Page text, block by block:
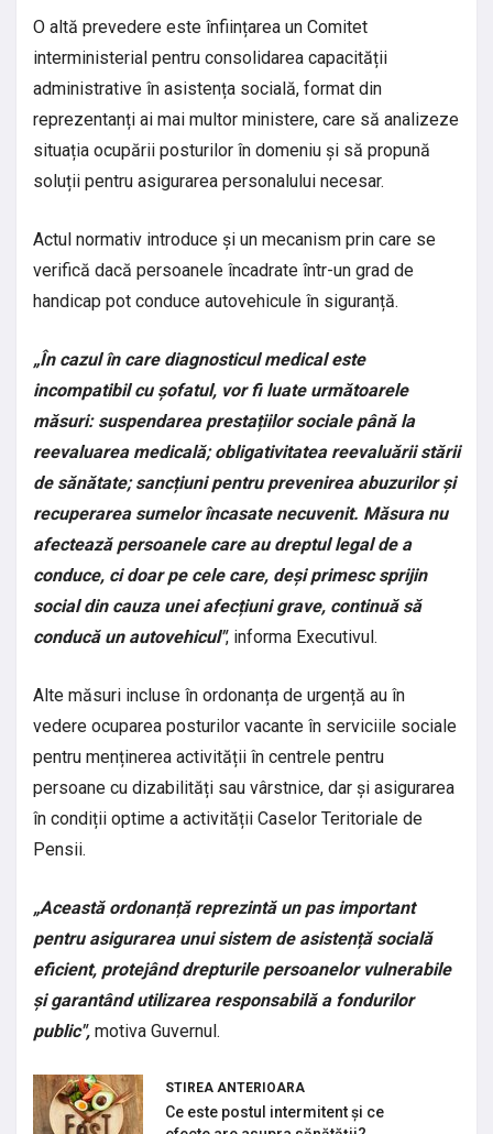
O altă prevedere este înființarea un Comitet
interministerial pentru consolidarea capacității
administrative în asistența socială, format din
reprezentanți ai mai multor ministere, care să analizeze
situația ocupării posturilor în domeniu și să propună
soluții pentru asigurarea personalului necesar.
Actul normativ introduce și un mecanism prin care se
verifică dacă persoanele încadrate într-un grad de
handicap pot conduce autovehicule în siguranță.
„În cazul în care diagnosticul medical este
incompatibil cu șofatul, vor fi luate următoarele
măsuri: suspendarea prestațiilor sociale până la
reevaluarea medicală; obligativitatea reevaluării stării
de sănătate; sancțiuni pentru prevenirea abuzurilor și
recuperarea sumelor încasate necuvenit. Măsura nu
afectează persoanele care au dreptul legal de a
conduce, ci doar pe cele care, deși primesc sprijin
social din cauza unei afecțiuni grave, continuă să
conducă un autovehicul", informa Executivul.
Alte măsuri incluse în ordonanța de urgență au în
vedere ocuparea posturilor vacante în serviciile sociale
pentru menținerea activității în centrele pentru
persoane cu dizabilități sau vârstnice, dar și asigurarea
în condiții optime a activității Caselor Teritoriale de
Pensii.
„Această ordonanță reprezintă un pas important
pentru asigurarea unui sistem de asistență socială
eficient, protejând drepturile persoanelor vulnerabile
și garantând utilizarea responsabilă a fondurilor
public", motiva Guvernul.
STIREA ANTERIOARA
Ce este postul intermitent și ce